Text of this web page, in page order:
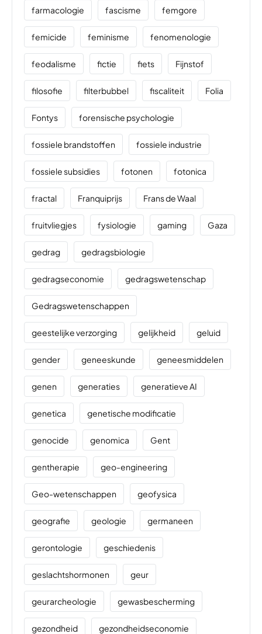
farmacologie fascisme femgore
femicide feminisme fenomenologie
feodalisme fictie fiets Fijnstof
filosofie filterbubbel fiscaliteit Folia
Fontys forensische psychologie
fossiele brandstoffen fossiele industrie
fossiele subsidies fotonen fotonica
fractal Franquiprijs Frans de Waal
fruitvliegjes fysiologie gaming Gaza
gedrag gedragsbiologie
gedragseconomie gedragswetenschap
Gedragswetenschappen
geestelijke verzorging gelijkheid geluid
gender geneeskunde geneesmiddelen
genen generaties generatieve AI
genetica genetische modificatie
genocide genomica Gent
gentherapie geo-engineering
Geo-wetenschappen geofysica
geografie geologie germaneen
gerontologie geschiedenis
geslachtshormonen geur
geurarcheologie gewasbescherming
gezondheid gezondheidseconomie